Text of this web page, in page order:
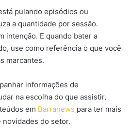
pulando episódios ou
a quantidade por sessão.
intenção. E quando bater a
use como referência o que você
marcantes.
informações de
na escolha do que assistir,
em Barranews para ter mais
do setor.